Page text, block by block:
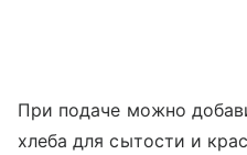
При подаче можно
хлеба для сытости и